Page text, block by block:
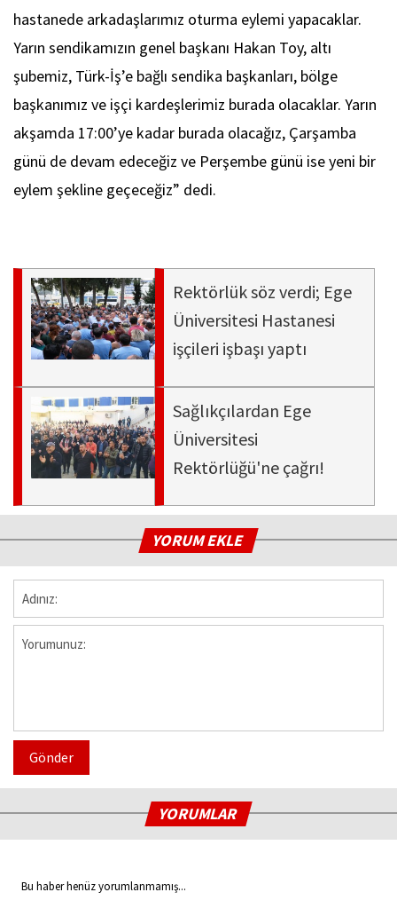
hastanede arkadaşlarımız oturma eylemi yapacaklar.
Yarın sendikamızın genel başkanı Hakan Toy, altı
şubemiz, Türk-İş’e bağlı sendika başkanları, bölge
başkanımız ve işçi kardeşlerimiz burada olacaklar. Yarın
akşamda 17:00’ye kadar burada olacağız, Çarşamba
günü de devam edeceğiz ve Perşembe günü ise yeni bir
eylem şekline geçeceğiz” dedi.
Rektörlük söz verdi; Ege
Üniversitesi Hastanesi
işçileri işbaşı yaptı
Sağlıkçılardan Ege
Üniversitesi
Rektörlüğü'ne çağrı!
YORUM EKLE
Gönder
YORUMLAR
Bu haber henüz yorumlanmamış...